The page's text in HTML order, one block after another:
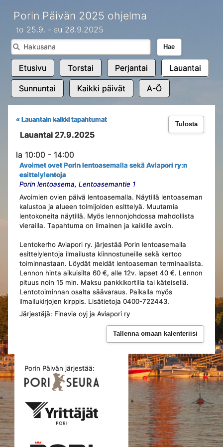
Porin Päivän 2025 ohjelma
to 25.9. - su 28.9.2025
Hae
Etusivu Torstai Perjantai Lauantai
Sunnuntai Kaikki päivät A-Ö
Tulosta
« Lauantain kaikki tapahtumat
Lauantai 27.9.2025
la 10:00 - 14:00
Avoimet ovet Porin lentoasemalla sekä Aviapori ry:n
esittelylentoja
Porin lentoasema, Lentoasemantie 1
Avoimien ovien päivä lentoasemalla. Näytillä lentoaseman
kalustoa ja alueen toimijoiden esittelyä. Muutamia
lentokoneita näytillä. Myös lennonjohdossa mahdollista
vierailla. Tapahtuma on ilmainen ja kaikille avoin.
Lentokerho Aviapori ry. järjestää Porin lentoasemalla
esittelylentoja ilmailusta kiinnostuneille sekä kertoo
toiminnastaan. Löydät meidät lentoaseman terminaalista.
Lennon hinta aikuisilta 60 €, alle 12v. lapset 40 €. Lennon
pituus noin 15 min. Maksu pankkikortilla tai käteisellä.
Lentotoiminnan osalta säävaraus. Paikalla myös
ilmailukirjojen kirppis. Lisätietoja 0400-722443.
Järjestäjä: Finavia oyj ja Aviapori ry
Tallenna omaan kalenteriisi
Porin Päivän järjestää: